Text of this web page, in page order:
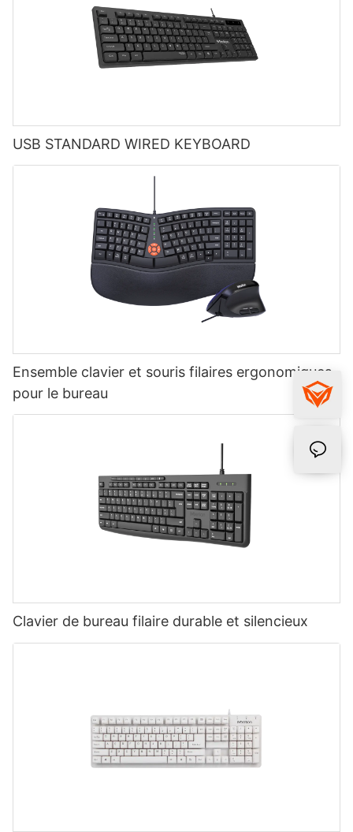
USB STANDARD WIRED KEYBOARD
Ensemble clavier et souris filaires ergonomiques
pour le bureau
Clavier de bureau filaire durable et silencieux